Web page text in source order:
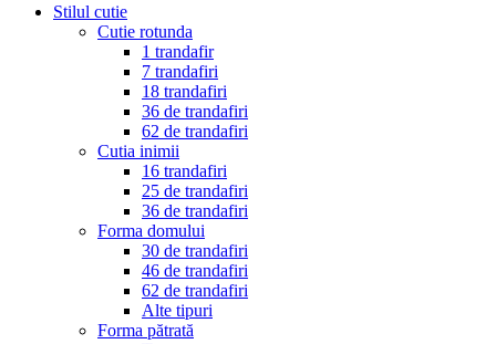
Stilul cutie
Cutie rotunda
1 trandafir
7 trandafiri
18 trandafiri
36 de trandafiri
62 de trandafiri
Cutia inimii
16 trandafiri
25 de trandafiri
36 de trandafiri
Forma domului
30 de trandafiri
46 de trandafiri
62 de trandafiri
Alte tipuri
Forma pătrată